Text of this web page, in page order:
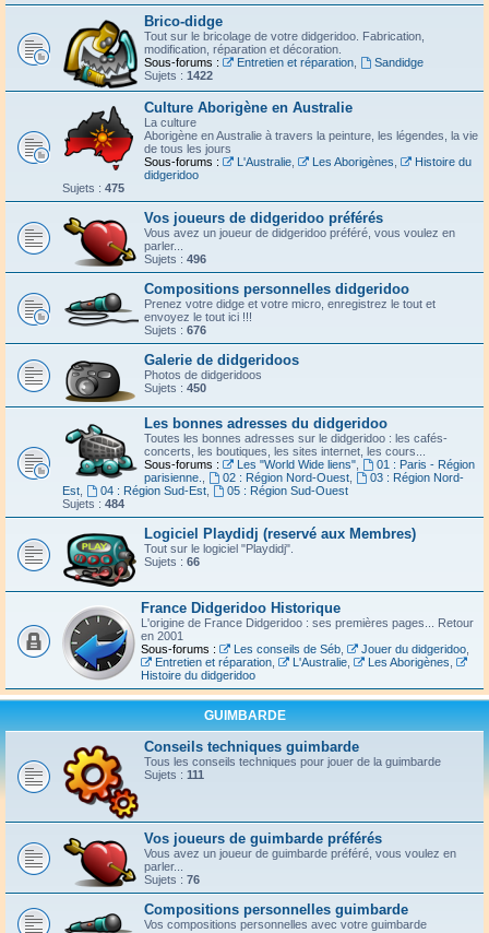
Brico-didge
Tout sur le bricolage de votre didgeridoo. Fabrication,
modification, réparation et décoration.
Sous-forums :
Entretien et réparation,
Sandidge
Sujets : 1422
Culture Aborigène en Australie
La culture
Aborigène en Australie à travers la peinture, les légendes, la vie
de tous les jours
Sous-forums :
L'Australie, Les Aborigènes
Histoire du
didgeridoo
Sujets : 475
Vos joueurs de didgeridoo préférés
Vous avez un joueur de didgeridoo préféré, vous voulez en
parler...
Sujets : 496
Compositions personnelles didgeridoo
Prenez votre didge et votre micro, enregistrez le tout et
envoyez le tout ici !!!
Sujets : 676
Galerie de didgeridoos
Photos de didgeridoos
Sujets : 450
Les bonnes adresses du didgeridoo
Toutes les bonnes adresses sur le didgeridoo : les cafés-
concerts, les boutiques, les sites internet, les cours...
Sous-forums :
Les "World Wide liens",
01 : Paris - Région
parisienne.
02 : Région Nord-Ouest,
03 : Région Nord-
Est
04 : Région Sud-Est,
05 : Région Sud-Ouest
Sujets : 484
Logiciel Playdidj (reservé aux Membres)
Tout sur le logiciel "Playdidj".
Sujets : 66
France Didgeridoo Historique
L'origine de France Didgeridoo : ses premières pages... Retour
en 2001
Sous-forums :
Les conseils de Séb, Jouer du didgeridoo,
Entretien et réparation, L'Australie, Les Aborigènes
Histoire du didgeridoo
GUIMBARDE
Conseils techniques guimbarde
Tous les conseils techniques pour jouer de la guimbarde
Sujets : 111
Vos joueurs de guimbarde préférés
Vous avez un joueur de guimbarde préféré, vous voulez en
parler...
Sujets : 76
Compositions personnelles guimbarde
Vos compositions personnelles avec votre guimbarde